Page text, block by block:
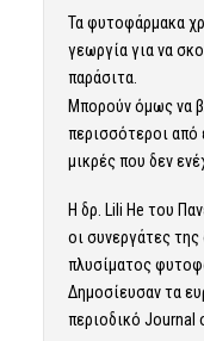
Τα φυτοφάρμακα
γεωργία για να
παράσιτα.
Μπορούν όμως να
περισσότεροι από
μικρές που δεν
Η δρ. Lili He του
οι συνεργάτες
πλυσίματος
Δημοσίευσαν τα
περιοδικό Journal